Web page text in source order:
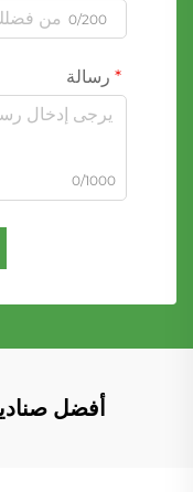
0/200
رسالة
0/1000
أفضل